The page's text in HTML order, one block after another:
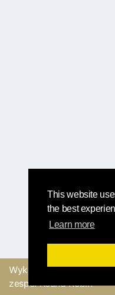
This website
the best
Learn more
Wykonane z
przez
zespół Round Robin